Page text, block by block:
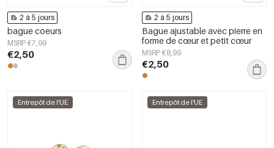
2 à 5 jours
bague coeurs
MSRP €7,99
€2,50
2 à 5 jours
Bague ajustable avec pierre en
forme de cœur et petit cœur
MSRP €8,99
€2,50
Entrepôt de l'UE Entrepôt de l'UE